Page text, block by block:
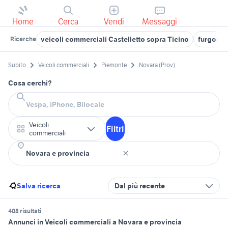
Home Cerca Vendi Messaggi
Ricerche veicoli commerciali Castelletto sopra Ticino furgone
Subito Veicoli commerciali Piemonte Novara (Prov)
Cosa cerchi?
Veicoli
commerciali
Filtri
Salva ricerca Dal più recente
408 risultati
Annunci in Veicoli commerciali a Novara e provincia